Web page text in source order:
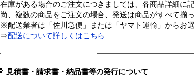
在庫がある場合のご注文につきましては、各商品詳細に
尚、複数の商品をご注文の場合、発送は商品がすべて揃
※配送業者は「佐川急便」または「ヤマト運輸」からお
⇒配送について詳しくはこちら
見積書・請求書・納品書等の発行について